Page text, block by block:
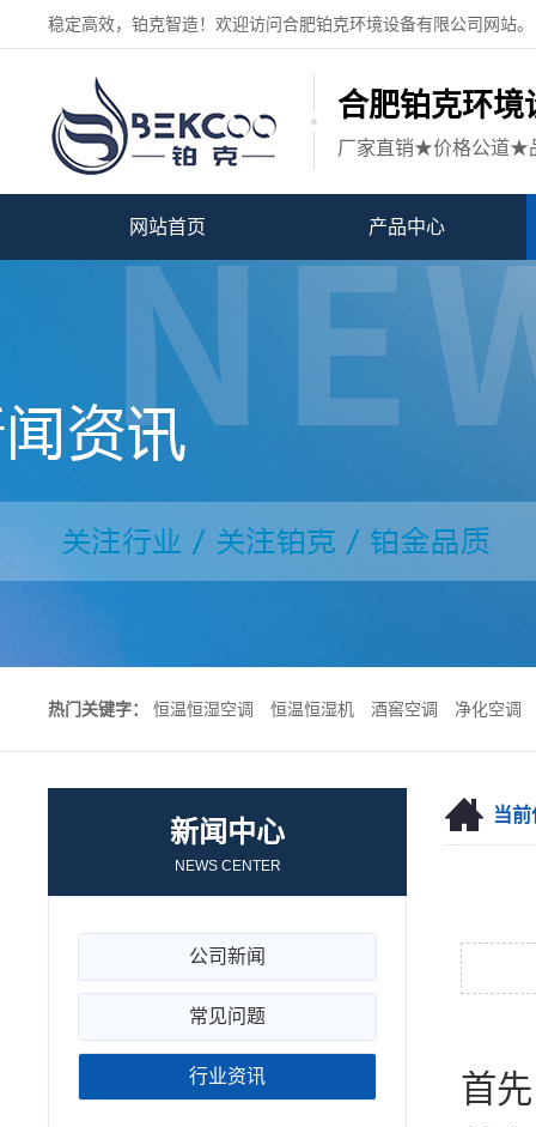
稳定高效，铂克智造！欢迎访问合肥铂克环境设备有限公司网站。
合肥铂克环境
厂家直销★价格公道★
网站首页 产品中心
热门关键字： 恒温恒湿空调 恒温恒湿机 酒窖空调 净化空调
当
首
新闻中心
NEWS CENTER
公司新闻
常见问题
行业资讯